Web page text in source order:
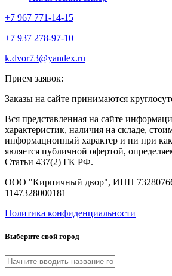
+7 967 771-14-15
+7 937 278-97-10
k.dvor73@yandex.ru
Прием заявок:
Заказы на сайте принимаются
Вся представленная на сайте
характеристик, наличия на складе,
информационный характер и ни при
является публичной офертой,
Статьи 437(2) ГК РФ.
ООО "Кирпичный двор", ИНН
1147328000181
Политика конфиденциальности
Выберите свой город